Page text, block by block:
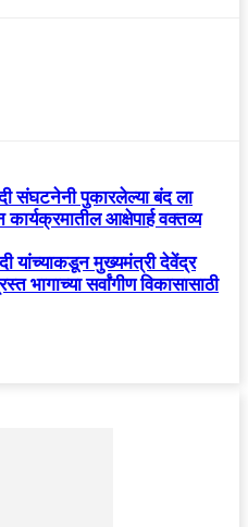
संघटनेनी पुकारलेल्या बंद ला
आक्षेपार्ह वक्तव्य
यांच्याकडून मुख्यमंत्री देवेंद्र
भागाच्या सर्वांगीण विकासासाठी